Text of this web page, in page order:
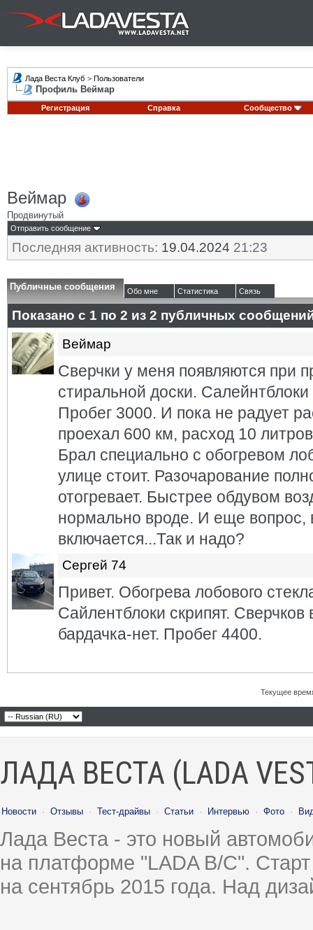
Лада Веста Клуб > Пользователи
Профиль Веймар
Регистрация Справка Сообщество
Веймар
Продвинутый
Отправить сообщение
Последняя активность: 19.04.2024 21:23
Публичные сообщения Обо мне Статистика Связь
Показано с 1 по 2 из 2 публичных
Веймар
Сверчки у меня появляются при
стиральной доски.
Пробег 3000. И пока не радует
проехал 600 км, расход 10
Брал специально с обогревом
улице стоит. Разочарование
отогревает. Быстрее обдувом
нормально вроде. И еще вопрос,
включается...Так и надо?
Сергей 74
Привет. Обогрева лобового
Сайлентблоки скрипят.
бардачка-нет. Пробег 4400.
Текущее
ЛАДА ВЕСТА (LADA
Новости · Отзывы · Тест-драйвы · Статьи · Интервью · Фото ·
Лада Веста - это новый
на платформе "LADA B/C".
на сентябрь 2015 года. Над